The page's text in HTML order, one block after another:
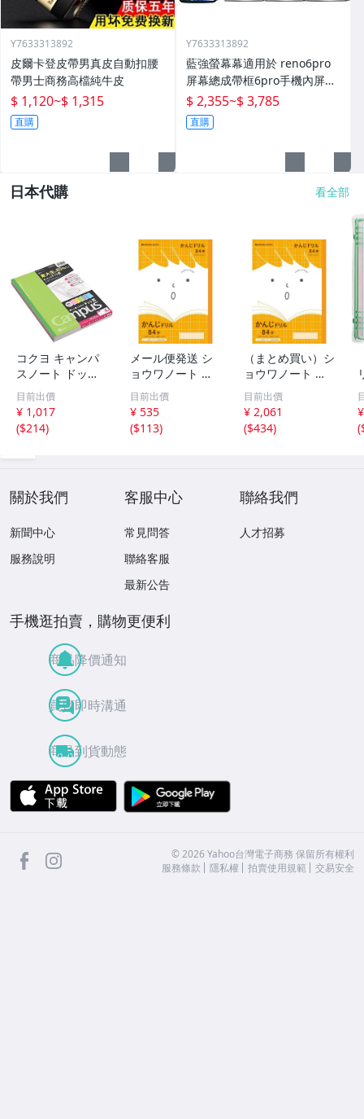
Y7633313892
皮爾卡登皮帶男真皮自動扣腰
帶男士商務高檔純牛皮
$ 1,120~$ 1,315
直購
Y7633313892
藍強螢幕幕適用於 reno6pro
屏幕總成帶框6pro手機內屏外
屏修復碎屏觸摸顯示屏o 拆機
更換液晶玻璃維
$ 2,355~$ 3,785
直購
日本代購 看全部
コクヨ キャンパ
スノート ドット
入り罫線 色それ
ぞれ5冊パック B
5 A罫 30枚 ノ-3C
ATNX5
目前出價
¥ 1,017
($214)
メール便発送 シ
ョウワノート 学
習帳 ジャポニカ
フレンド B5判 か
んじドリル 84字
十字リーダー入 J
目前出價
¥ 535
($113)
（まとめ買い）シ
ョウワノート 学
習帳 ジャポニカ
フレンド B5判 か
んじドリル 84字
十字リーダー入 J
目前出價
¥ 2,061
($434)
(
關於我們
新聞中心
服務說明
客服中心
常見問答
聯絡客服
最新公告
聯絡我們
人才招募
手機逛拍賣，購物更便利
商品降價通知
買賣即時溝通
商品到貨動態
APP Store
facebook ©2026 Yahoo台灣電子商務 保留所有權利
服務條款
隱私權 拍賣使用規範 交易安全